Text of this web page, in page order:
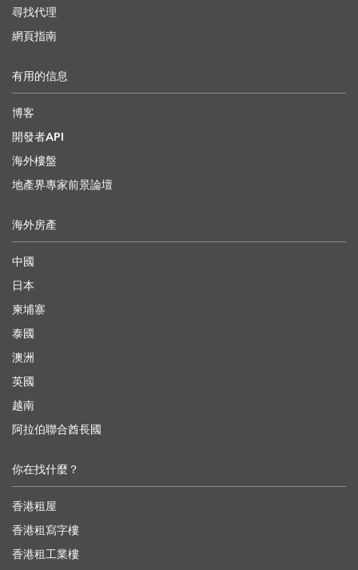
尋找代理
網頁指南
有用的信息
博客
開發者API
海外樓盤
地產界專家前景論壇
海外房產
中國
日本
柬埔寨
泰國
澳洲
英國
越南
阿拉伯聯合酋長國
你在找什麼？
香港租屋
香港租寫字樓
香港租工業樓